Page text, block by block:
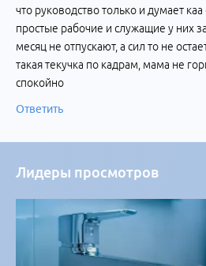
что руководство только и думает каа
простые рабочие и служащие у них
месяц не отпускают, а сил то не
такая текучка по кадрам, мама не
спокойно
Ответить
Лидеры просмотров